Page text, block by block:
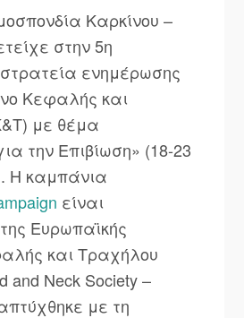
Καρκίνου –
στην 5η
ενημέρωσης
Κεφαλής και
με θέμα
την Επιβίωση» (18-23
Η καμπάνια
είναι
Ευρωπαϊκής
και Τραχήλου
and Neck Society –
με τη